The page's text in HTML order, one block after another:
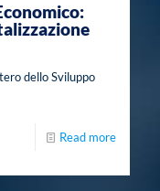
dello Sviluppo
Read more